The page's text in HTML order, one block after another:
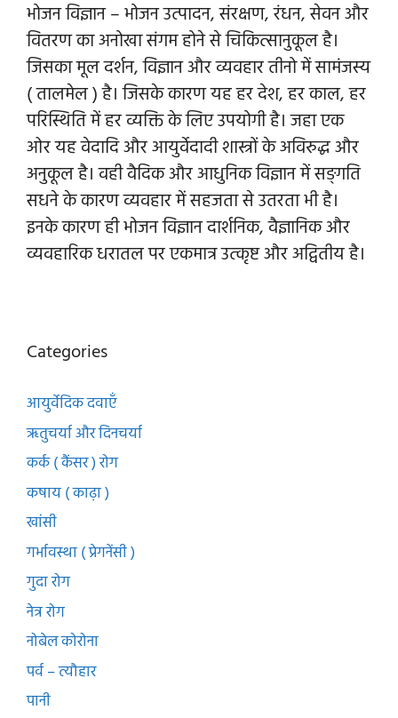
भोजन विज्ञान – भोजन उत्पादन, संरक्षण, रंधन, सेवन और
वितरण का अनोखा संगम होने से चिकित्सानुकूल है।
जिसका मूल दर्शन, विज्ञान और व्यवहार तीनो में सामंजस्य
( तालमेल ) है। जिसके कारण यह हर देश, हर काल, हर
परिस्थिति में हर व्यक्ति के लिए उपयोगी है। जहा एक
ओर यह वेदादि और आयुर्वेदादी शास्त्रों के अविरुद्ध और
अनुकूल है। वही वैदिक और आधुनिक विज्ञान में सङ्गति
सधने के कारण व्यवहार में सहजता से उतरता भी है।
इनके कारण ही भोजन विज्ञान दार्शनिक, वैज्ञानिक और
व्यवहारिक धरातल पर एकमात्र उत्कृष्ट और अद्वितीय है।
Categories
आयुर्वेदिक दवाएँ
ऋतुचर्या और दिनचर्या
कर्क ( कैंसर ) रोग
कषाय ( काढ़ा )
खांसी
गर्भावस्था ( प्रेगनेंसी )
गुदा रोग
नेत्र रोग
नोबेल कोरोना
पर्व – त्यौहार
पानी